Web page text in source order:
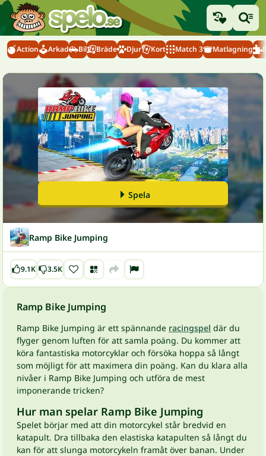
Action Arkad Bil Bräde Djur Kort Match 3 Matlagning
Spela
Ramp Bike Jumping
9.1K 3.5K
Ramp Bike Jumping
Ramp Bike Jumping är ett spännande racingspel där du
flyger genom luften för att samla poäng. Du kommer att
köra fantastiska motorcyklar och försöka hoppa så långt
som möjligt för att maximera din poäng. Kan du klara alla
nivåer i Ramp Bike Jumping och utföra de mest
imponerande tricken?
Hur man spelar Ramp Bike Jumping
Spelet börjar med att din motorcykel står bredvid en
katapult. Dra tillbaka den elastiska katapulten så långt du
kan för att slunga motorcykeln framåt över banan. Under